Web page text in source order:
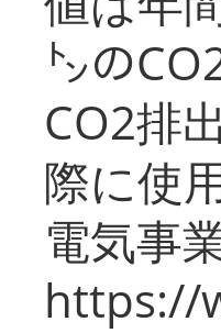
㌧の
CO2排
際に使
電気事
https://